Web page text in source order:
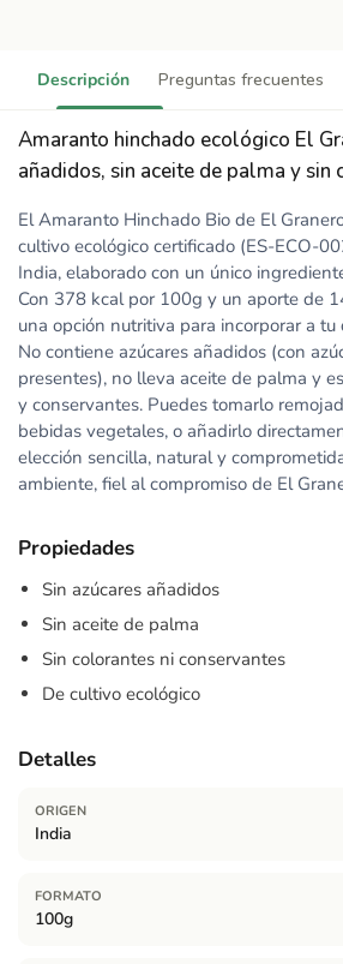
Descripción Preguntas frecuentes
Amaranto hinchado ecológico El
añadidos, sin aceite de palma y sin
El Amaranto Hinchado Bio de El
cultivo ecológico certificado (ES-ECO-
India, elaborado con un único
Con 378 kcal por 100g y un aporte de
una opción nutritiva para incorporar a
No contiene azúcares añadidos (con
presentes), no lleva aceite de palma y
y conservantes. Puedes tomarlo
bebidas vegetales, o añadirlo
elección sencilla, natural y
ambiente, fiel al compromiso de El
Propiedades
Sin azúcares añadidos
Sin aceite de palma
Sin colorantes ni conservantes
De cultivo ecológico
Detalles
ORIGEN
India
FORMATO
100g